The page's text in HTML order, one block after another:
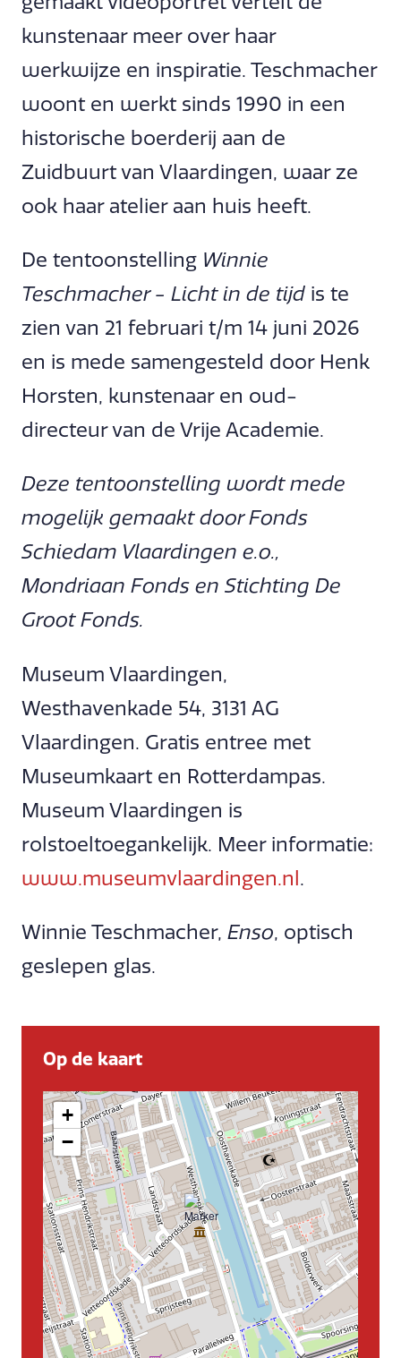
kunstenaar meer over haar
werkwijze en inspiratie. Teschmacher
woont en werkt sinds 1990 in een
historische boerderij aan de
Zuidbuurt van Vlaardingen, waar ze
ook haar atelier aan huis heeft.
De tentoonstelling Winnie
Teschmacher - Licht in de tijd is te
zien van 21 februari t/m 14 juni 2026
en is mede samengesteld door Henk
Horsten, kunstenaar en oud-
directeur van de Vrije Academie.
Deze tentoonstelling wordt mede
mogelijk gemaakt door Fonds
Schiedam Vlaardingen e.o.,
Mondriaan Fonds en Stichting De
Groot Fonds.
Museum Vlaardingen,
Westhavenkade 54, 3131 AG
Vlaardingen. Gratis entree met
Museumkaart en Rotterdampas.
Museum Vlaardingen is
rolstoeltoegankelijk. Meer informatie:
www.museumvlaardingen.nl.
Winnie Teschmacher, Enso, optisch
geslepen glas.
Op de kaart
+
−